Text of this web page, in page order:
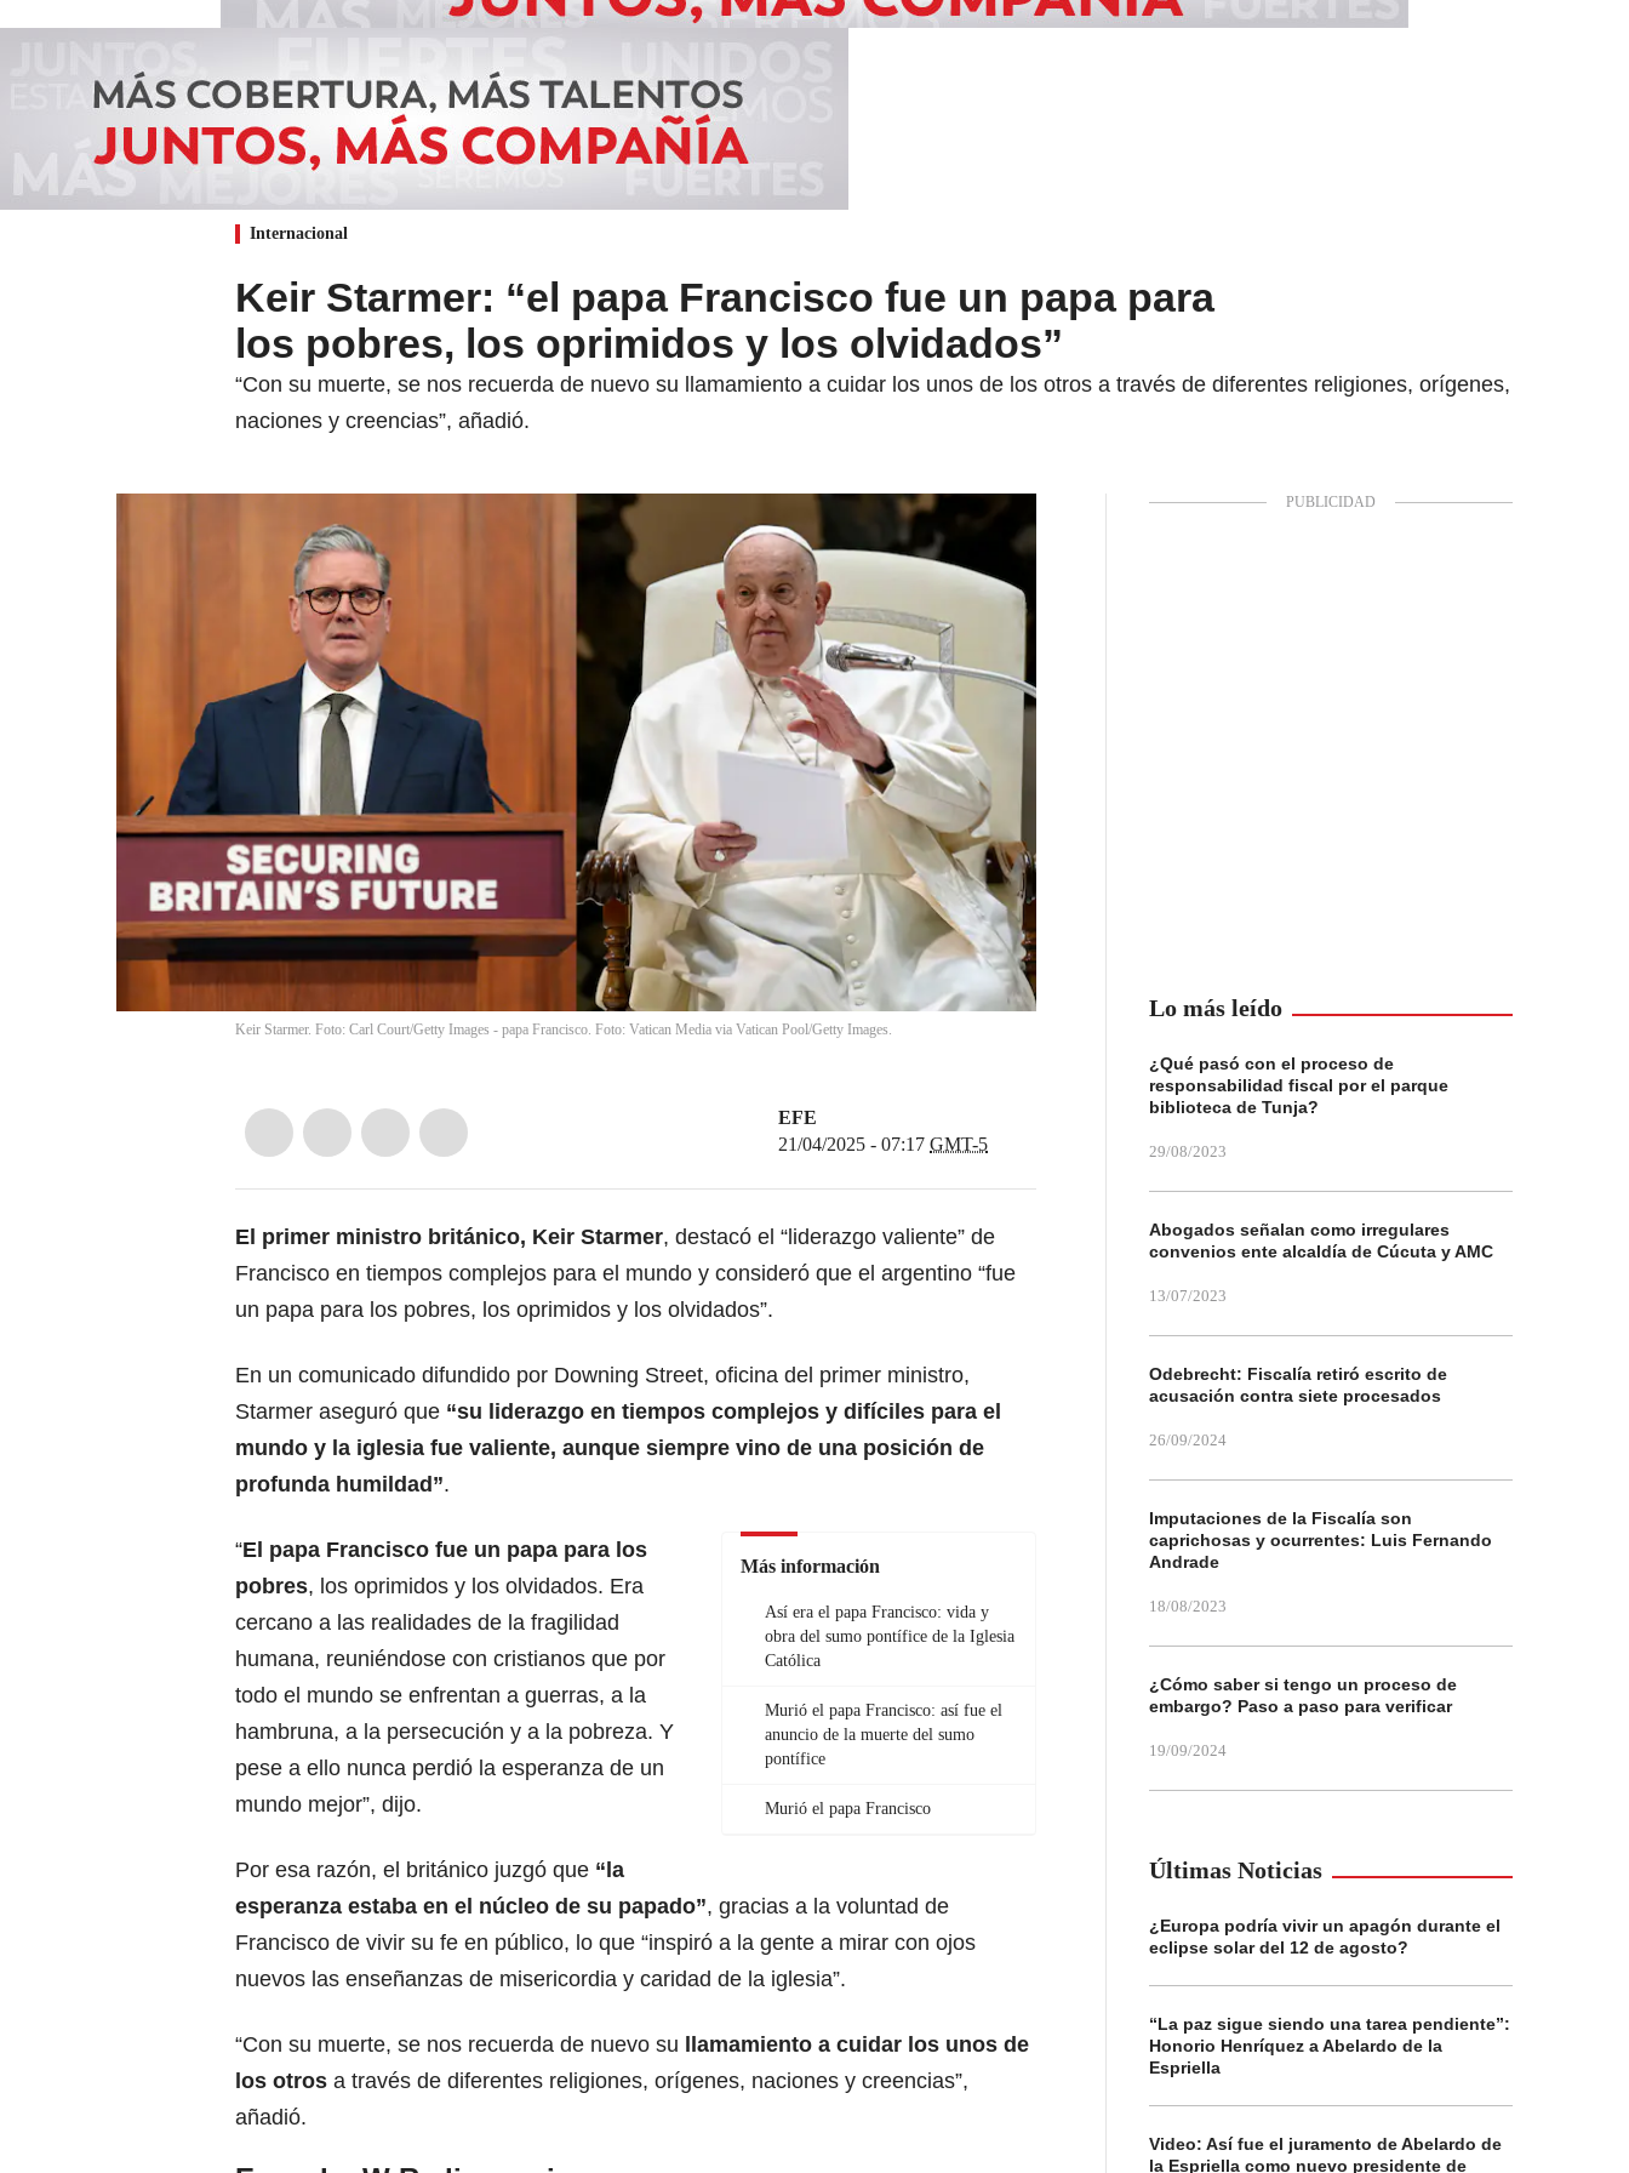
Internacional
Keir Starmer: “el papa Francisco fue un papa para
los pobres, los oprimidos y los olvidados”
“Con su muerte, se nos recuerda de nuevo su llamamiento a cuidar los unos de los otros a través de diferentes religiones, orígenes,
naciones y creencias”, añadió.
Keir Starmer. Foto: Carl Court/Getty Images - papa Francisco. Foto: Vatican Media via Vatican Pool/Getty Images.
EFE
21/04/2025 - 07:17 GMT-5
El primer ministro británico, Keir Starmer, destacó el “liderazgo valiente” de
Francisco en tiempos complejos para el mundo y consideró que el argentino “fue
un papa para los pobres, los oprimidos y los olvidados”.
En un comunicado difundido por Downing Street, oficina del primer ministro,
Starmer aseguró que “su liderazgo en tiempos complejos y difíciles para el
mundo y la iglesia fue valiente, aunque siempre vino de una posición de
profunda humildad”.
Más información
Así era el papa Francisco: vida y
obra del sumo pontífice de la Iglesia
Católica
Murió el papa Francisco: así fue el
anuncio de la muerte del sumo
pontífice
Murió el papa Francisco
“El papa Francisco fue un papa para los
pobres, los oprimidos y los olvidados. Era
cercano a las realidades de la fragilidad
humana, reuniéndose con cristianos que por
todo el mundo se enfrentan a guerras, a la
hambruna, a la persecución y a la pobreza. Y
pese a ello nunca perdió la esperanza de un
mundo mejor”, dijo.
Por esa razón, el británico juzgó que “la
esperanza estaba en el núcleo de su papado”, gracias a la voluntad de
Francisco de vivir su fe en público, lo que “inspiró a la gente a mirar con ojos
nuevos las enseñanzas de misericordia y caridad de la iglesia”.
“Con su muerte, se nos recuerda de nuevo su llamamiento a cuidar los unos de
los otros a través de diferentes religiones, orígenes, naciones y creencias”,
añadió.
Lo más leído
¿Qué pasó con el proceso de
responsabilidad fiscal por el parque
biblioteca de Tunja?
29/08/2023
Abogados señalan como irregulares
convenios ente alcaldía de Cúcuta y AMC
13/07/2023
Odebrecht: Fiscalía retiró escrito de
acusación contra siete procesados
26/09/2024
Imputaciones de la Fiscalía son
caprichosas y ocurrentes: Luis Fernando
Andrade
18/08/2023
¿Cómo saber si tengo un proceso de
embargo? Paso a paso para verificar
19/09/2024
Últimas Noticias
¿Europa podría vivir un apagón durante el
eclipse solar del 12 de agosto?
“La paz sigue siendo una tarea pendiente”:
Honorio Henríquez a Abelardo de la
Espriella
Video: Así fue el juramento de Abelardo de
la Espriella como nuevo presidente de